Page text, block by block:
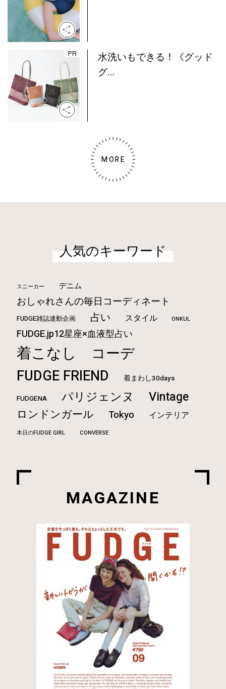
水洗いもできる！《グッド
グ...
MORE
人気のキーワード
スニーカー デニム
おしゃれさんの毎日コーディネート
FUDGE雑誌連動企画 占い スタイル ONKUL
FUDGE.jp12星座×血液型占い
着こなし
コーデ
FUDGE FRIEND
着まわし30days
FUDGENA
パリジェンヌ Vintage
ロンドンガール Tokyo インテリア
本日のFUDGE GIRL CONVERSE
MAGAZINE